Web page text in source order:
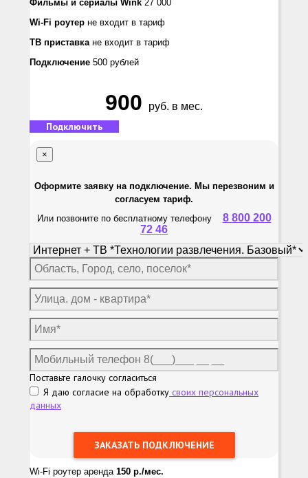
Фильмы и сериалы Wink 27 000
Wi-Fi роутер не входит в тариф
ТВ приставкане входит в тариф
Подключение 500 рублей
900 руб. в мес.
Подключить
×
Оформите заявку на подключение. Мы перезвоним и
согласуем тариф.
Или позвоните по бесплатному телефону 8 800 200
72 46
Поставьте галочку согласиться
Я даю согласие на обработку своих персональных
данных
Wi-Fi роутер аренда 150 р./мес.